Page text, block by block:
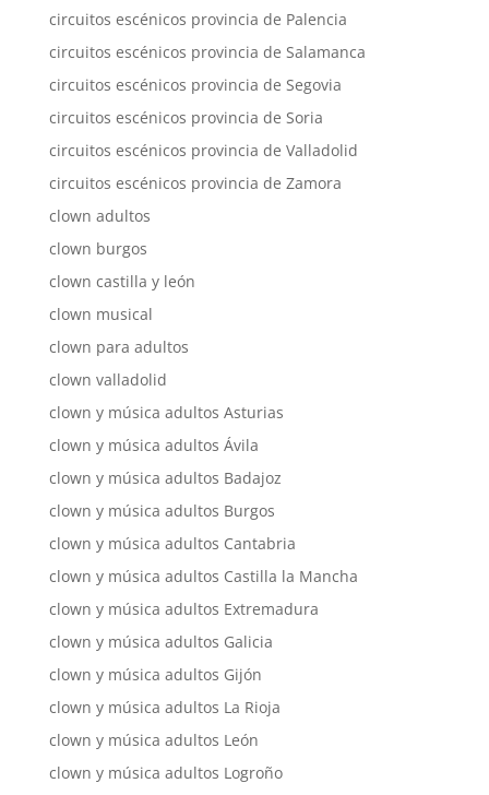
circuitos escénicos provincia de Palencia
circuitos escénicos provincia de Salamanca
circuitos escénicos provincia de Segovia
circuitos escénicos provincia de Soria
circuitos escénicos provincia de Valladolid
circuitos escénicos provincia de Zamora
clown adultos
clown burgos
clown castilla y león
clown musical
clown para adultos
clown valladolid
clown y música adultos Asturias
clown y música adultos Ávila
clown y música adultos Badajoz
clown y música adultos Burgos
clown y música adultos Cantabria
clown y música adultos Castilla la Mancha
clown y música adultos Extremadura
clown y música adultos Galicia
clown y música adultos Gijón
clown y música adultos La Rioja
clown y música adultos León
clown y música adultos Logroño